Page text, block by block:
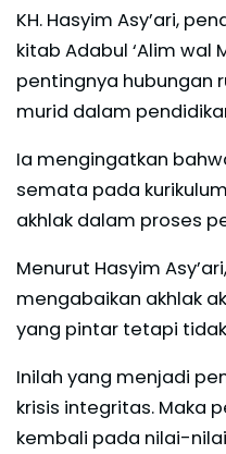
KH. Hasyim Asy’ari,
kitab Adabul ‘Alim wal
pentingnya hubungan
murid dalam
Ia mengingatkan
semata pada
akhlak dalam proses
Menurut Hasyim
mengabaikan akhlak
yang pintar tetapi
Inilah yang menjadi
krisis integritas. Maka
kembali pada nilai-